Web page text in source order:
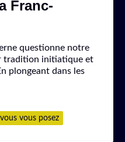
Franc-
questionne notre
tradition initiatique et
plongeant dans les
vous posez